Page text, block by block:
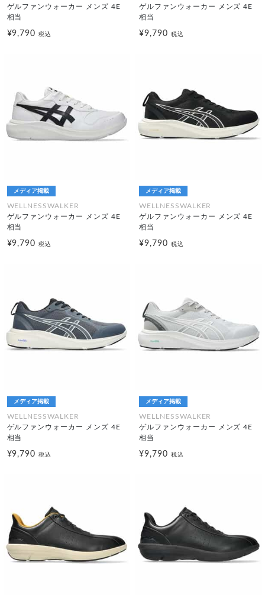
ゲルファンウォーカー メンズ 4E
相当
¥9,790税込
ゲルファンウォーカー メンズ 4E
相当
¥9,790 税込
メディア掲載
WELLNESSWALKER
ゲルファンウォーカー メンズ 4E
相当
¥9,790税込
メディア掲載
WELLNESSWALKER
ゲルファンウォーカー メンズ 4E
相当
¥9,790 税込
メディア掲載
WELLNESSWALKER
ゲルファンウォーカー メンズ 4E
相当
¥9,790税込
メディア掲載
WELLNESSWALKER
ゲルファンウォーカー メンズ 4E
相当
¥9,790 税込